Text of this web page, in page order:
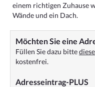
einem richtigen Zuhause
Wände und ein Dach.
Möchten Sie eine
Füllen Sie dazu bitte
kostenfrei.
Adresseintrag-PLUS